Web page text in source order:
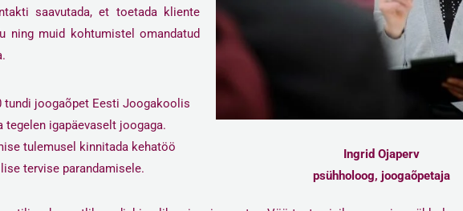
saavutada, et toetada kliente
ning muid kohtumistel omandatud
tundi joogaõpet Eesti Joogakoolis
igapäevaselt joogaga.
tulemusel kinnitada kehatöö
tervise parandamisele.
Ingrid Ojaperv
psühholoog, joogaõpetaja